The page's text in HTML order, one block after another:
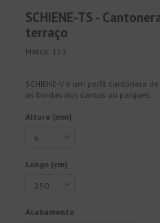
SCHIENE-TS -
terraço
Marca: 153
SCHIENE-V é um perfil cantonera
as bordas dos cantos ou parquet.
Altura (mm)
Longo (cm)
Acabamento